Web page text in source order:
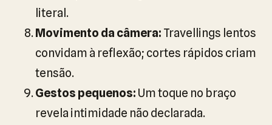
literal.
Movimento da câmera: Travellings lentos
convidam à reflexão; cortes rápidos criam
tensão.
Gestos pequenos: Um toque no braço
revela intimidade não declarada.